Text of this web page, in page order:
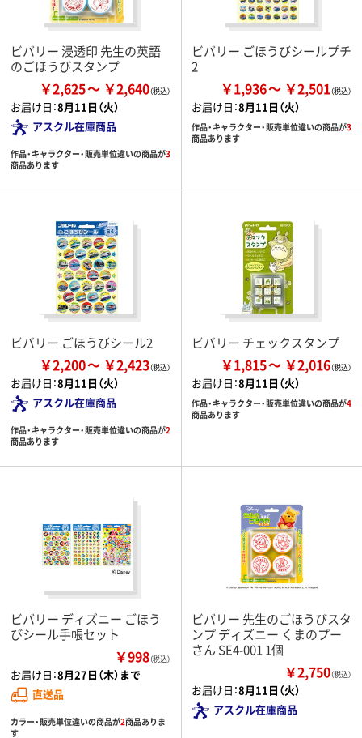
ビバリー 浸透印 先生の英語
のごほうびスタンプ
￥2,625 ￥2,640
お届け日：8月11日（火）
アスクル在庫商品
作品・キャラクター・販売単位違いの商品が3
商品あります
ビバリー ごほうびシールプチ
2
￥1,936 ￥2,501
お届け日：8月11日（火）
作品・キャラクター・販売単位違いの商品が3
商品あります
ビバリー ごほうびシール2
￥2,200 ￥2,423
お届け日：8月11日（火）
アスクル在庫商品
作品・キャラクター・販売単位違いの商品が2
商品あります
ビバリー チェックスタンプ
￥1,815 ￥2,016
お届け日：8月11日（火）
作品・キャラクター・販売単位違いの商品が4
商品あります
ビバリー ディズニー ごほう
びシール手帳セット
￥998（税込）
お届け日：8月27日（木）まで
直送品
カラー・販売単位違いの商品が2商品ありま
す
ビバリー 先生のごほうびスタ
ンプ ディズニー くまのプー
さん SE4-001 1個
￥2,750（税込）
お届け日：8月11日（火）
アスクル在庫商品